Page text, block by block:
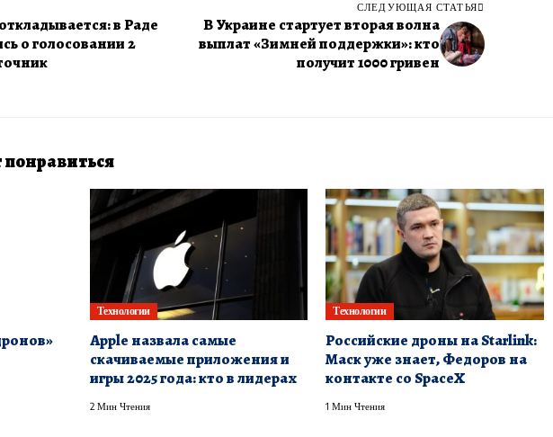
в Раде
о голосовании 2
СЛЕДУЮЩАЯ СТАТЬЯ
В Украине стартует вторая волна
выплат «Зимней поддержки»: кто
получит 1000 гривен
Технологии
Apple назвала самые
скачиваемые приложения и
игры 2025 года: кто в лидерах
2 Мин Чтения
Технологии
Российские дроны на Starlink:
Маск уже знает, Федоров на
контакте со SpaceX
1 Мин Чтения